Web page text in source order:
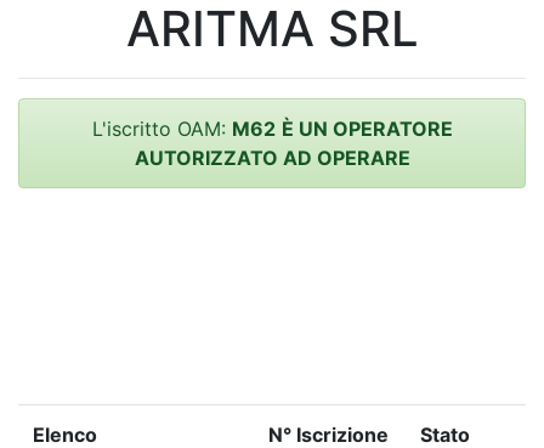
ARITMA SRL
L'iscritto OAM: M62 È UN OPERATORE
AUTORIZZATO AD OPERARE
Elenco N° Iscrizione Stato